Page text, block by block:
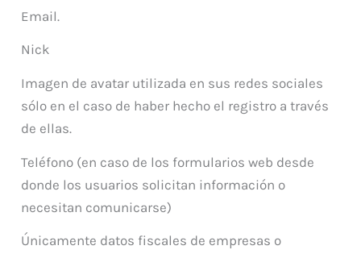
Email.
Nick
Imagen de avatar utilizada en sus redes sociales
sólo en el caso de haber hecho el registro a través
de ellas.
Teléfono (en caso de los formularios web desde
donde los usuarios solicitan información o
necesitan comunicarse)
Únicamente datos fiscales de empresas o